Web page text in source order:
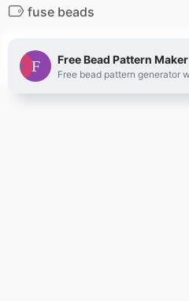
fuse beads
Free Bead Pattern Maker